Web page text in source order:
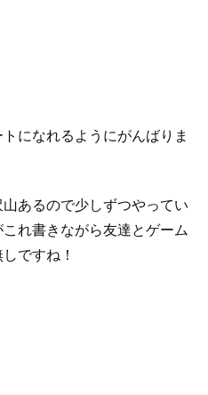
になれるようにがんばりま
あるので少しずつやってい
れ書きながら友達とゲーム
ですね！